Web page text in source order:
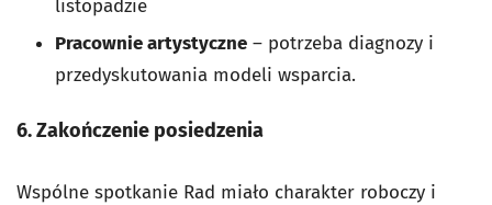
listopadzie
Pracownie artystyczne – potrzeba diagnozy i
przedyskutowania modeli wsparcia.
6. Zakończenie posiedzenia
Wspólne spotkanie Rad miało charakter roboczy i